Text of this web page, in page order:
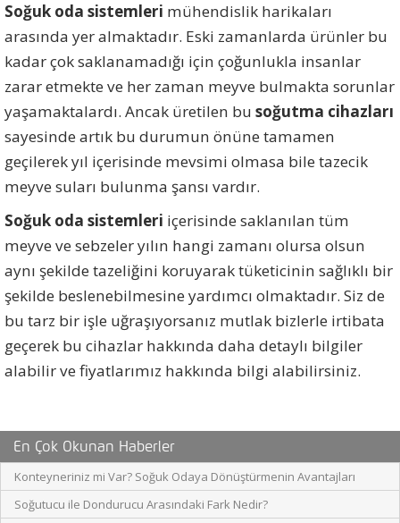
Soğuk oda sistemleri mühendislik harikaları
arasında yer almaktadır. Eski zamanlarda ürünler bu
kadar çok saklanamadığı için çoğunlukla insanlar
zarar etmekte ve her zaman meyve bulmakta sorunlar
yaşamaktalardı. Ancak üretilen bu soğutma cihazları
sayesinde artık bu durumun önüne tamamen
geçilerek yıl içerisinde mevsimi olmasa bile tazecik
meyve suları bulunma şansı vardır.
Soğuk oda sistemleri içerisinde saklanılan tüm
meyve ve sebzeler yılın hangi zamanı olursa olsun
aynı şekilde tazeliğini koruyarak tüketicinin sağlıklı bir
şekilde beslenebilmesine yardımcı olmaktadır. Siz de
bu tarz bir işle uğraşıyorsanız mutlak bizlerle irtibata
geçerek bu cihazlar hakkında daha detaylı bilgiler
alabilir ve fiyatlarımız hakkında bilgi alabilirsiniz.
En Çok Okunan Haberler
Konteyneriniz mi Var? Soğuk Odaya Dönüştürmenin Avantajları
Soğutucu ile Dondurucu Arasındaki Fark Nedir?